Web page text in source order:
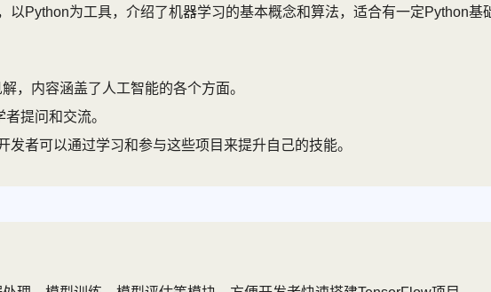
以Python为工具，介绍了机器学习的基本概念和算法，适合有一定Python基
，内容涵盖了人工智能的各个方面。
提问和交流。
者可以通过学习和参与这些项目来提升自己的技能。